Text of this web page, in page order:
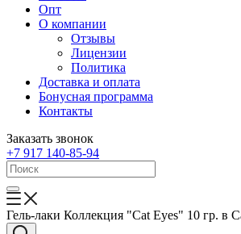
Опт
О компании
Отзывы
Лицензии
Политика
Доставка и оплата
Бонусная программа
Контакты
Заказать звонок
+7 917 140-85-94
Гель-лаки Коллекция "Cat Eyes" 10 гр. в